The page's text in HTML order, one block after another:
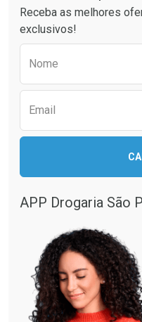
Comprar sem Desconto
Comprar sem Desconto
Receba as melhores
exclusivos!
Nome
Email
APP Drogaria São